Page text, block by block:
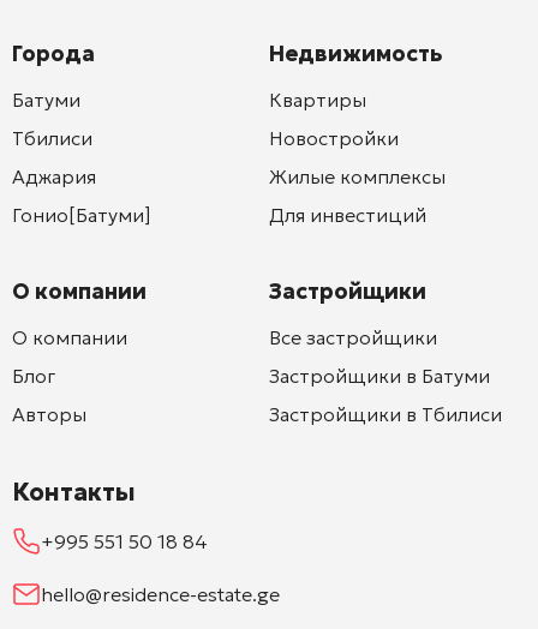
Города
Батуми
Тбилиси
Аджария
Гонио[Батуми]
О компании
О компании
Блог
Авторы
Недвижимость
Квартиры
Новостройки
Жилые комплексы
Для инвестиций
Застройщики
Все застройщики
Застройщики в Батуми
Застройщики в Тбилиси
Контакты
+995 551 50 18 84
hello@residence-estate.ge